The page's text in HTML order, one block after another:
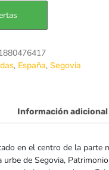
, España, Segovia
Información adicional
en el centro de la parte
urbe de Segovia,